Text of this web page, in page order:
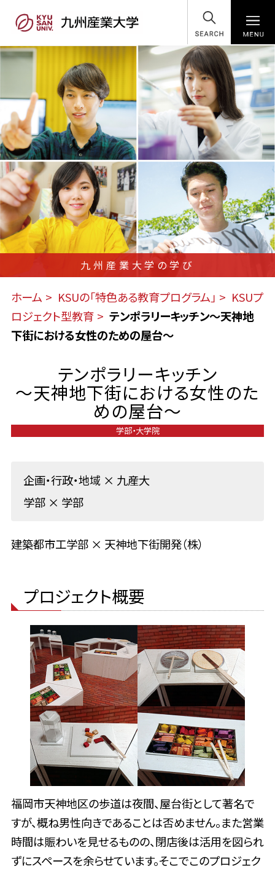
SEARCH
九州産業大学の学び
ホーム KSUの「特色ある教育プログラム」
KSUプ
ロジェクト型教育
テンポラリーキッチン〜天神地
下街における女性のための屋台〜
テンポラリーキッチン
〜天神地下街における女性のた
めの屋台〜
学部・大学院
企画・行政・地域 × 九産大
学部 × 学部
建築都市工学部 × 天神地下街開発（株）
プロジェクト概要
福岡市天神地区の歩道は夜間、屋台街として著名で
すが、概ね男性向きであることは否めません。また営業
時間は賑わいを見せるものの、閉店後は活用を図られ
ずにスペースを余らせています。そこでこのプロジェク